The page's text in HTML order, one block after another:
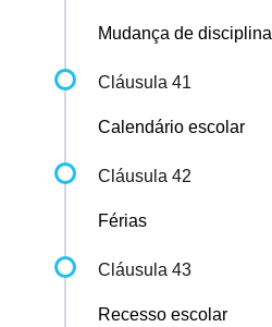
Mudança de disciplina
Cláusula 41
Calendário escolar
Cláusula 42
Férias
Cláusula 43
Recesso escolar